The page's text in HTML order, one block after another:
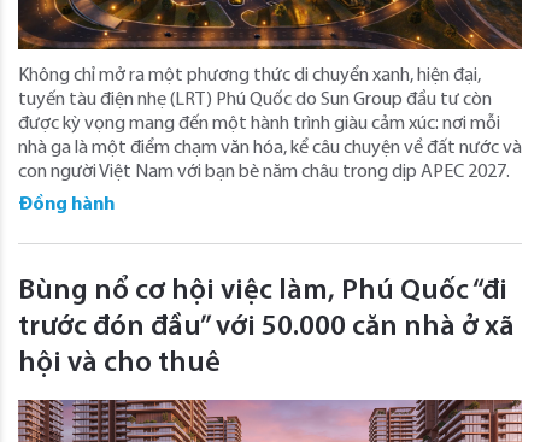
Không chỉ mở ra một phương thức di chuyển xanh, hiện đại,
tuyến tàu điện nhẹ (LRT) Phú Quốc do Sun Group đầu tư còn
được kỳ vọng mang đến một hành trình giàu cảm xúc: nơi mỗi
nhà ga là một điểm chạm văn hóa, kể câu chuyện về đất nước và
con người Việt Nam với bạn bè năm châu trong dịp APEC 2027.
Đồng hành
Bùng nổ cơ hội việc làm, Phú Quốc “đi
trước đón đầu” với 50.000 căn nhà ở xã
hội và cho thuê